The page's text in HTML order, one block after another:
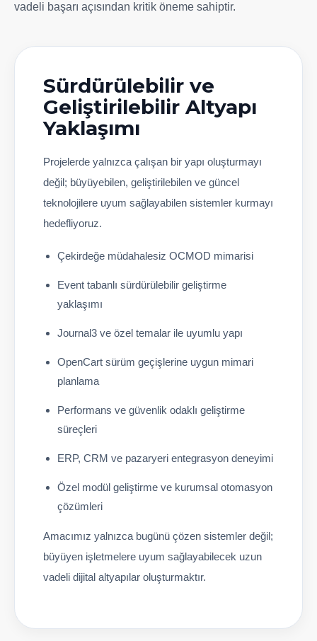
vadeli başarı açısından kritik öneme sahiptir.
Sürdürülebilir ve
Geliştirilebilir Altyapı
Yaklaşımı
Projelerde yalnızca çalışan bir yapı oluşturmayı
değil; büyüyebilen, geliştirilebilen ve güncel
teknolojilere uyum sağlayabilen sistemler kurmayı
hedefliyoruz.
Çekirdeğe müdahalesiz OCMOD mimarisi
Event tabanlı sürdürülebilir geliştirme
yaklaşımı
Journal3 ve özel temalar ile uyumlu yapı
OpenCart sürüm geçişlerine uygun mimari
planlama
Performans ve güvenlik odaklı geliştirme
süreçleri
ERP, CRM ve pazaryeri entegrasyon deneyimi
Özel modül geliştirme ve kurumsal otomasyon
çözümleri
Amacımız yalnızca bugünü çözen sistemler değil;
büyüyen işletmelere uyum sağlayabilecek uzun
vadeli dijital altyapılar oluşturmaktır.